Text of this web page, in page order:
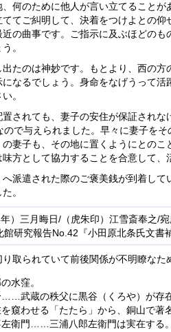
何のために他人が言い立てること
てご糾明して、決着をつけよとの
の曲事です。ご指示に及ぶほどの
。
たのは神妙です。もとより、西の
なるでしょう。身命をなげうって
。
されても、妻子の安住が保証され
で与えられました。早々に妻子を
妻子も、その地に置くようにとの
方として協力することを合意して、
派遣された際のご褒美銭が到着し
。
）三月晦日/（虎朱印）江雪斎奉之/宛
館研究報告No.42『小田原北条氏文
取られていて前後関係が不明瞭なた
水窪。
武蔵の秩父に黒谷（くろや）が存
窺わせる「たたら」から、銅山で著
衛門……三浦八郎左衛門は実在する。